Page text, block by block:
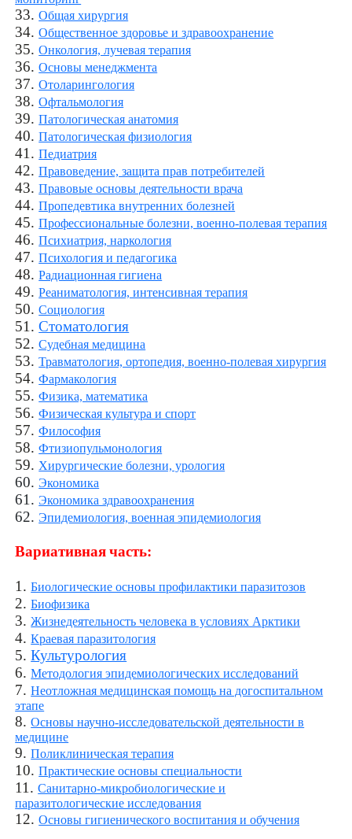
33.Общая хирургия
34.Общественное здоровье и здравоохранение
35.Онкология, лучевая терапия
36.Основы менеджмента
37.Отоларингология
38.Офтальмология
39.Патологическая анатомия
40.Патологическая физиология
41.Педиатрия
42.Правоведение, защита прав потребителей
43.Правовые основы деятельности врача
44.Пропедевтика внутренних болезней
45.Профессиональные болезни, военно-полевая терапия
46.Психиатрия, наркология
47.Психология и педагогика
48.Радиационная гигиена
49.Реаниматология, интенсивная терапия
50.Социология
51.Стоматология
52.Судебная медицина
53.Травматология, ортопедия, военно-полевая хирургия
54.Фармакология
55.Физика, математика
56.Физическая культура и спорт
57.Философия
58.Фтизиопульмонология
59.Хирургические болезни, урология
60. Экономика
61. Экономика здравоохранения
62. Эпидемиология, военная эпидемиология
Вариативная часть:
1.Биологические основы профилактики паразитозов
2.Биофизика
3.Жизнедеятельность человека в условиях Арктики
4.Краевая паразитология
5.Культурология
6.Методология эпидемиологических исследований
7.Неотложная медицинская помощь на догоспитальном
этапе
8.Основы научно-исследовательской деятельности в
медицине
9.Поликлиническая терапия
10.Практические основы специальности
11.Санитарно-микробиологические и
паразитологические исследования
12.Основы гигиенического воспитания и обучения